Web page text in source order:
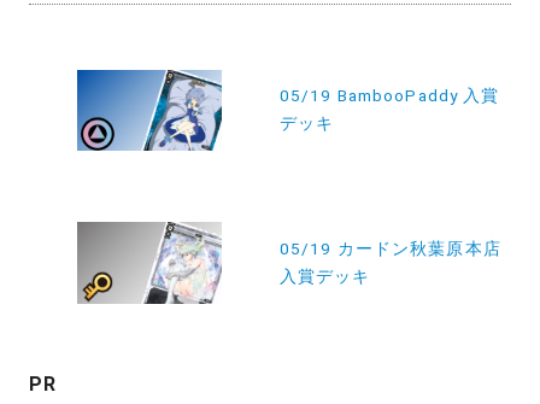
ン
05/19 BambooPaddy 入賞
デッキ
05/19 カードン秋葉原本店
入賞デッキ
PR